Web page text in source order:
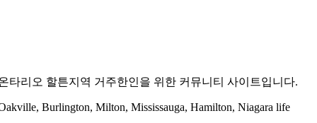
타리오 할튼지역 거주한인을 위한 커뮤니티 사이트입니다.
Burlington, Milton, Mississauga, Hamilton, Niagara life